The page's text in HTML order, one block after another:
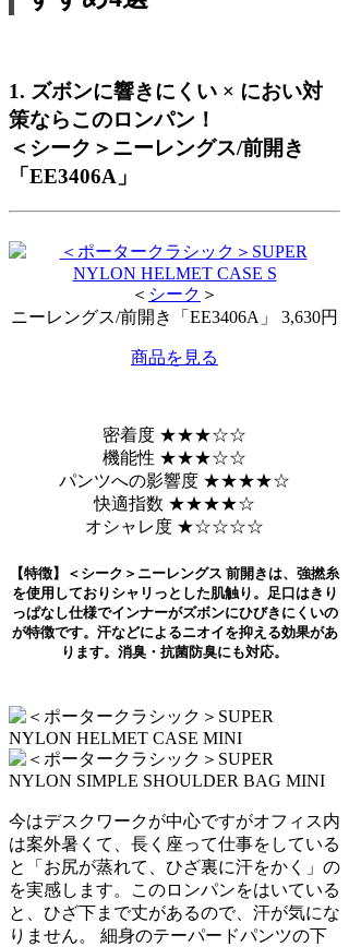
1. ズボンに響きにくい × におい対
策ならこのロンパン！
＜シーク＞ニーレングス/前開き
「EE3406A」
＜ シーク ＞
ニーレングス/前開き「EE3406A」 3,630円
商品を見る
密着度 ★★★☆☆
機能性 ★★★☆☆
パンツへの影響度 ★★★★☆
快適指数 ★★★★☆
オシャレ度 ★☆☆☆☆
【特徴】＜シーク＞ニーレングス 前開きは、強撚糸
を使用しておりシャリっとした肌触り。足口はきり
っぱなし仕様でインナーがズボンにひびきにくいの
が特徴です。汗などによるニオイを抑える効果があ
ります。消臭・抗菌防臭にも対応。
今はデスクワークが中心ですがオフィス内
は案外暑くて、長く座って仕事をしている
と「お尻が蒸れて、ひざ裏に汗をかく」の
を実感します。このロンパンをはいている
と、ひざ下まで丈があるので、汗が気にな
りません。 細身のテーパードパンツの下